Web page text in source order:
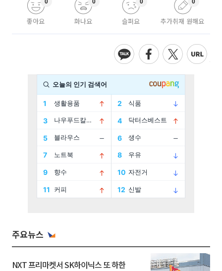
좋아요
0
화나요
0
슬퍼요
0
추가취재 원해요
0
주요뉴스
NXT 프리마켓서 SK하이닉스 또 하한